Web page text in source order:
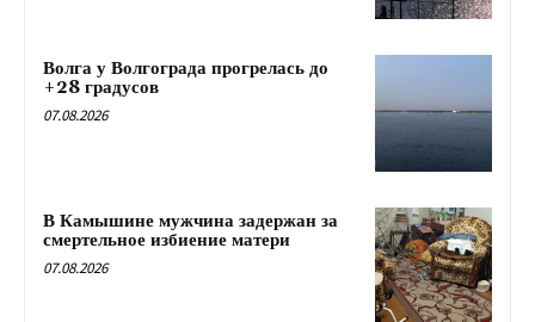
Волга у Волгограда прогрелась до
+28 градусов
07.08.2026
В Камышине мужчина задержан за
смертельное избиение матери
07.08.2026